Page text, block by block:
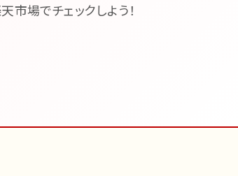
場でチェックしよう！